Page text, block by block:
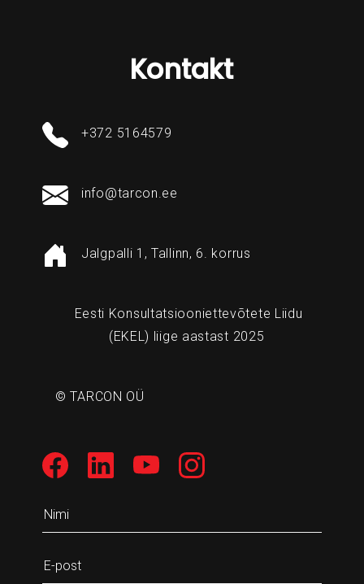
Kontakt
+372 5164579
info@tarcon.ee
Jalgpalli 1, Tallinn, 6. korrus
Eesti Konsultatsiooniettevõtete Liidu
(EKEL) liige aastast 2025
© TARCON OÜ